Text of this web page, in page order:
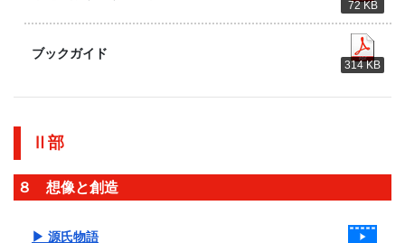
72 KB
ブックガイド
314 KB
Ⅱ部
８ 想像と創造
▶ 源氏物語